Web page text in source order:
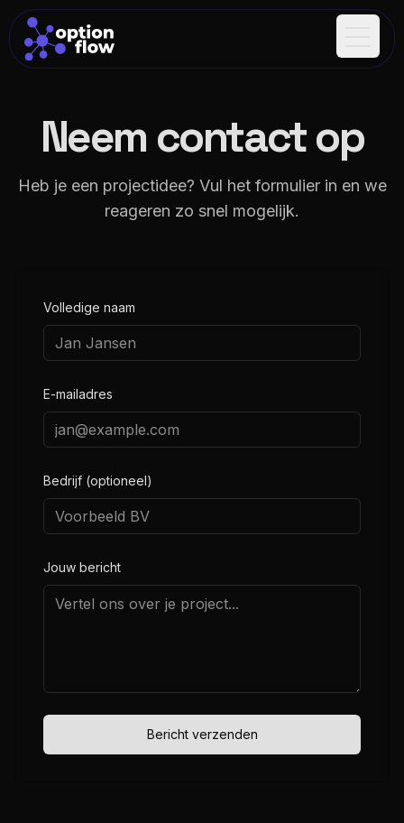
Open
>
&
?
</>
&
Neem contact op
Heb je een projectidee? Vul het formulier in en we
reageren zo snel mogelijk.
Volledige naam
E-mailadres
Bedrijf (optioneel)
Jouw bericht
Bericht verzenden